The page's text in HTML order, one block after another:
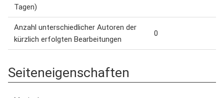
Tagen)
Anzahl unterschiedlicher Autoren der
kürzlich erfolgten Bearbeitungen
0
Seiteneigenschaften